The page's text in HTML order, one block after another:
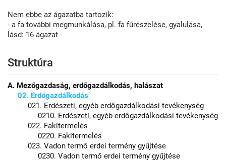
Nem ebbe az ágazatba tartozik:
- a fa további megmunkálása, pl. fa fűrészelése, gyalulása,
lásd: 16 ágazat
Struktúra
A. Mezőgazdaság, erdőgazdálkodás, halászat
02. Erdőgazdálkodás
021. Erdészeti, egyéb erdőgazdálkodási tevékenység
0210. Erdészeti, egyéb erdőgazdálkodási tevékenység
022. Fakitermelés
0220. Fakitermelés
023. Vadon termő erdei termény gyűjtése
0230. Vadon termő erdei termény gyűjtése